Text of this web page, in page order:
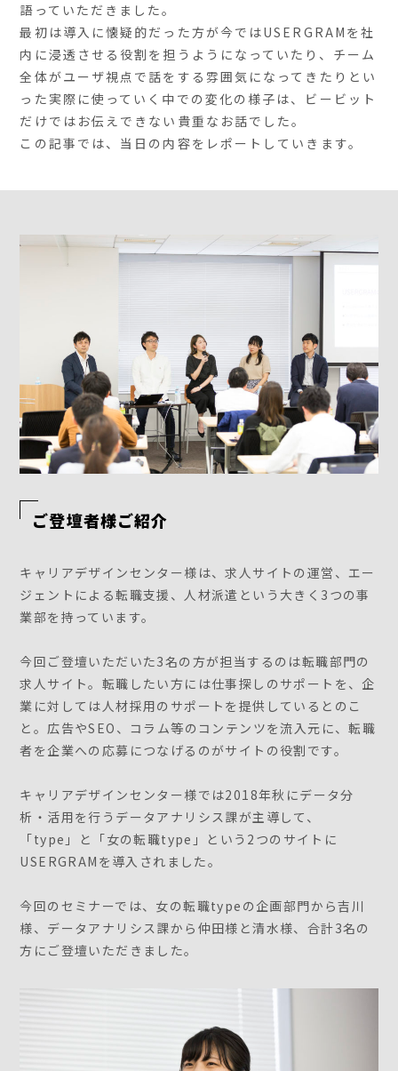
語っていただきました。
最初は導入に懐疑的だった方が今ではUSERGRAMを社
内に浸透させる役割を担うようになっていたり、チーム
全体がユーザ視点で話をする雰囲気になってきたりとい
った実際に使っていく中での変化の様子は、ビービット
だけではお伝えできない貴重なお話でした。
この記事では、当日の内容をレポートしていきます。
ご登壇者様ご紹介
キャリアデザインセンター様は、求人サイトの運営、エー
ジェントによる転職支援、人材派遣という大きく3つの事
業部を持っています。
今回ご登壇いただいた3名の方が担当するのは転職部門の
求人サイト。転職したい方には仕事探しのサポートを、企
業に対しては人材採用のサポートを提供しているとのこ
と。広告やSEO、コラム等のコンテンツを流入元に、転職
者を企業への応募につなげるのがサイトの役割です。
キャリアデザインセンター様では2018年秋にデータ分
析・活用を行うデータアナリシス課が主導して、
「type」と「女の転職type」という2つのサイトに
USERGRAMを導入されました。
今回のセミナーでは、女の転職typeの企画部門から吉川
様、データアナリシス課から仲田様と清水様、合計3名の
方にご登壇いただきました。